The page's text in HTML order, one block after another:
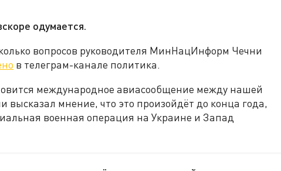
одумается.
вопросов руководителя МинНацИнформ Чечни
в телеграм-канале политика.
международное авиасообщение между нашей
высказал мнение, что это произойдёт до конца года,
военная операция на Украине и Запад